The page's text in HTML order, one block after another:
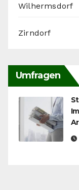
Wilhermsdorf
Zirndorf
Umfragen